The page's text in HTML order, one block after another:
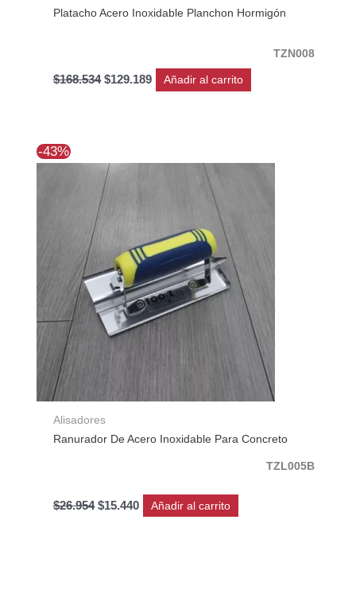
Platacho Acero Inoxidable Planchon Hormigón
TZN008
$168.534 $129.189 Añadir al carrito
-43%
Alisadores
Ranurador De Acero Inoxidable Para Concreto
TZL005B
$26.954
precio
original
era:
$26.954.
$15.440
precio
Añadir al carrito